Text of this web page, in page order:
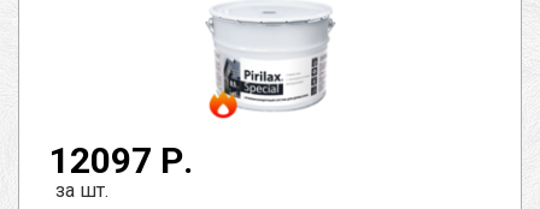
12097 Р.
за шт.